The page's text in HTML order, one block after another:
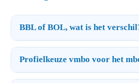
BBL of BOL, wat is het
Profielkeuze vmbo voor het